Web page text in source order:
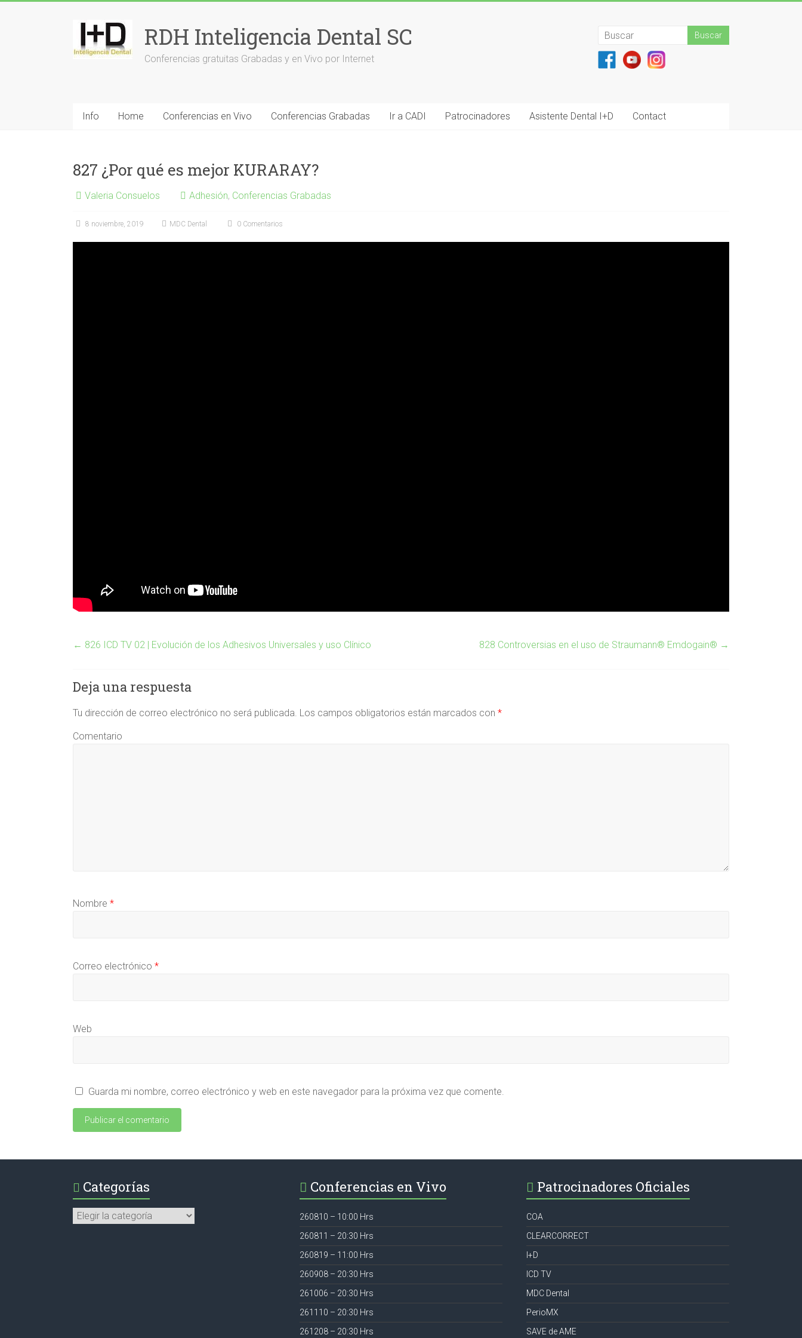
RDH Inteligencia Dental SC
Conferencias gratuitas Grabadas y en Vivo por Internet
Info Home Conferencias en Vivo Conferencias Grabadas Ir a CADI Patrocinadores Asistente Dental I+D Contact
827 ¿Por qué es mejor KURARAY?
Valeria Consuelos Adhesión, Conferencias Grabadas
8 noviembre, 2019 MDC Dental 0 Comentarios
← 826 ICD TV 02 | Evolución de los Adhesivos Universales y uso Clínico 828 Controversias en el uso de Straumann® Emdogain® →
Deja una respuesta
Tu dirección de correo electrónico no será publicada. Los campos obligatorios están marcados con *
Comentario
Nombre *
Correo electrónico *
Web
Guarda mi nombre, correo electrónico y web en este navegador para la próxima vez que comente.
Categorías
Categorías
Conferencias en Vivo
260810 – 10:00 Hrs
260811 – 20:30 Hrs
260819 – 11:00 Hrs
260908 – 20:30 Hrs
261006 – 20:30 Hrs
261110 – 20:30 Hrs
261208 – 20:30 Hrs
Patrocinadores Oficiales
COA
CLEARCORRECT
I+D
ICD TV
MDC Dental
PerioMX
SAVE de AME